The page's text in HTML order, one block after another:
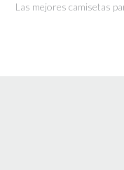
Las mejores camisetas